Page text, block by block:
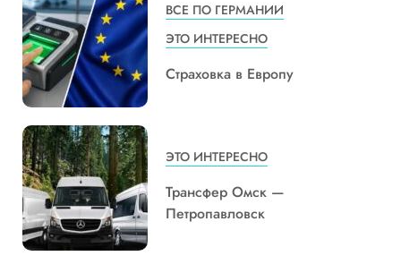
ВСЕ ПО ГЕРМАНИИ
ЭТО ИНТЕРЕСНО
Страховка в Европу
ЭТО ИНТЕРЕСНО
Трансфер Омск —
Петропавловск